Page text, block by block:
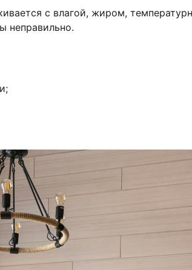
с влагой, жиром,
неправильно.